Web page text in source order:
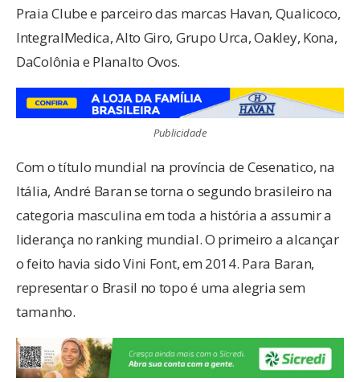
Praia Clube e parceiro das marcas Havan, Qualicoco,
IntegralMedica, Alto Giro, Grupo Urca, Oakley, Kona,
DaColônia e Planalto Ovos.
Publicidade
Com o título mundial na província de Cesenatico, na
Itália, André Baran se torna o segundo brasileiro na
categoria masculina em toda a história a assumir a
liderança no ranking mundial. O primeiro a alcançar
o feito havia sido Vini Font, em 2014. Para Baran,
representar o Brasil no topo é uma alegria sem
tamanho.